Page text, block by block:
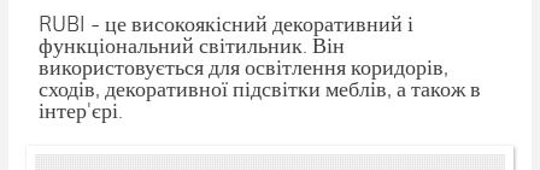
RUBI - це високоякісний декоративний і
функціональний світильник. Він
використовується для освітлення коридорів,
сходів, декоративної підсвітки меблів, а також в
інтер'єрі.